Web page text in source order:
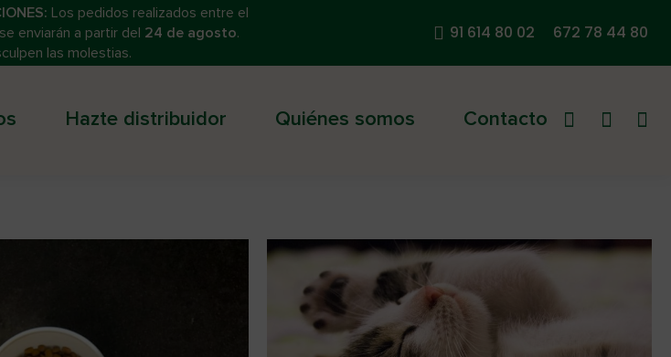
Los pedidos realizados entre el
enviarán a partir del 24 de agosto.
las molestias.
91 614 80 02 672 78 44 80
Hazte distribuidor Quiénes somos Contacto